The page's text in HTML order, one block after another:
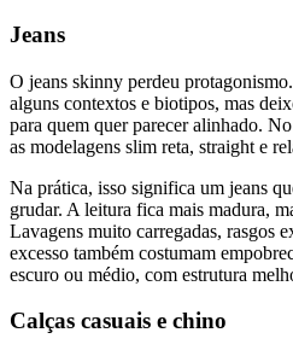
Jeans
O jeans skinny perdeu
alguns contextos e biotipos, mas
para quem quer parecer alinhado.
as modelagens slim reta, straight e
Na prática, isso significa um jeans
grudar. A leitura fica mais madura,
Lavagens muito carregadas, rasgos
excesso também costumam
escuro ou médio, com estrutura
Calças casuais e chino